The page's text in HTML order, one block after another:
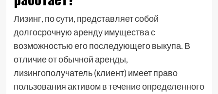
Лизинг, по сути, представляет собой
долгосрочную аренду имущества с
возможностью его последующего выкупа. В
отличие от обычной аренды,
лизингополучатель (клиент) имеет право
пользования активом в течение определенного